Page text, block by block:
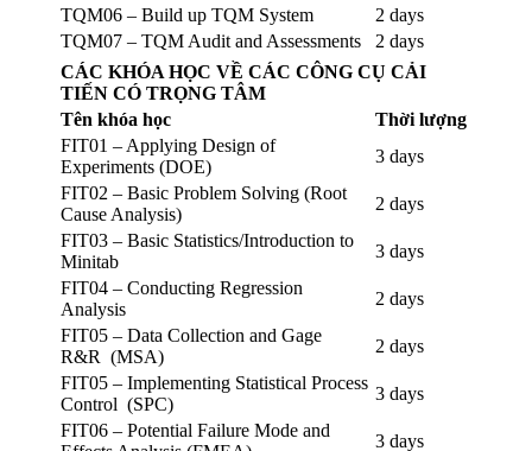
TQM06 – Build up TQM System
2 days
TQM07 – TQM Audit and Assessments
2 days
CÁC KHÓA HỌC VỀ CÁC CÔNG CỤ CẢI
TIẾN CÓ TRỌNG TÂM
Tên khóa học
Thời lượng
FIT01 – Applying Design of
Experiments (DOE)
3 days
FIT02 – Basic Problem Solving (Root
Cause Analysis)
2 days
FIT03 – Basic Statistics/Introduction to
Minitab
3 days
FIT04 – Conducting Regression
Analysis
2 days
FIT05 – Data Collection and Gage
R&R (MSA)
2 days
FIT05 – Implementing Statistical Process
Control (SPC)
3 days
FIT06 – Potential Failure Mode and
3 days